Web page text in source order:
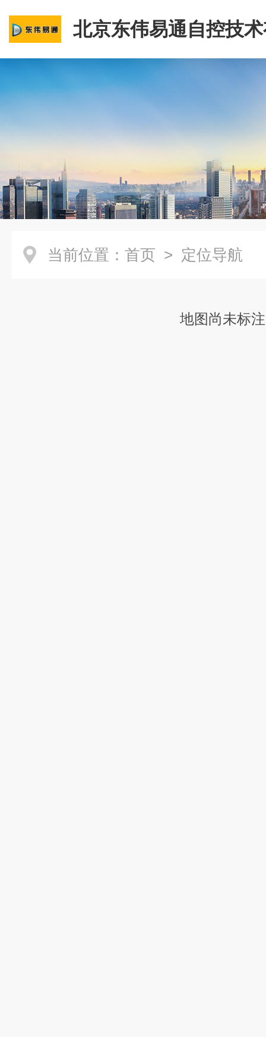
北京东伟易通自控技
司
当前位置： 首页 > 定位导航
地图尚未标注